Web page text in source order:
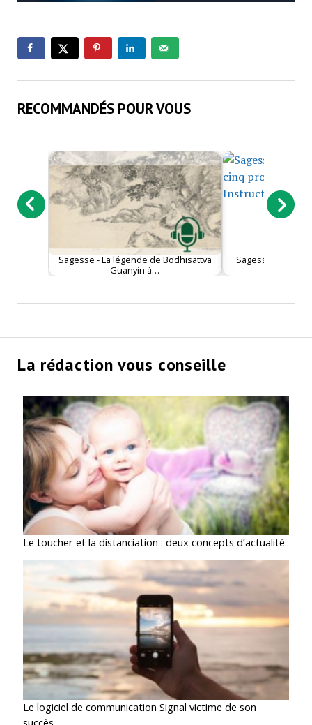
RECOMMANDÉS POUR VOUS
Sagesse - La légende de Bodhisattva
Guanyin à…
Sagesse - Vivre
La rédaction vous conseille
Le toucher et la distanciation : deux concepts d’actualité
Le logiciel de communication Signal victime de son